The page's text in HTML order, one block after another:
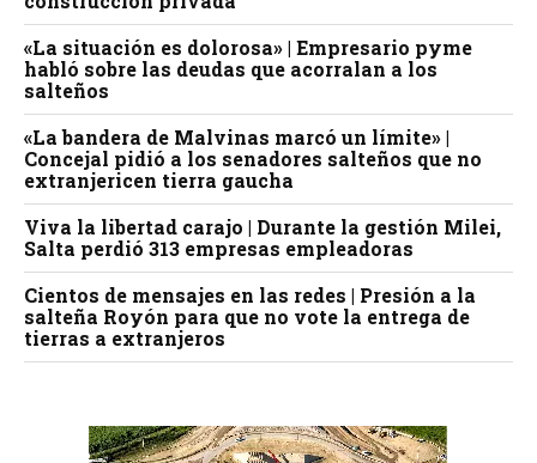
«La situación es dolorosa» | Empresario pyme
habló sobre las deudas que acorralan a los
salteños
«La bandera de Malvinas marcó un límite» |
Concejal pidió a los senadores salteños que no
extranjericen tierra gaucha
Viva la libertad carajo | Durante la gestión Milei,
Salta perdió 313 empresas empleadoras
Cientos de mensajes en las redes | Presión a la
salteña Royón para que no vote la entrega de
tierras a extranjeros